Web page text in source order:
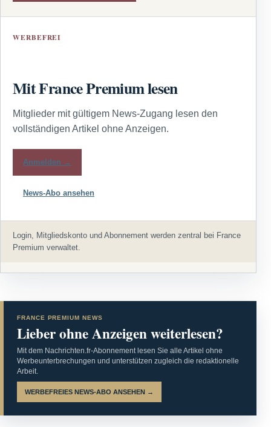
WERBEFREI
Mit France Premium lesen
Mitglieder mit gültigem News-Zugang lesen den
vollständigen Artikel ohne Anzeigen.
Anmelden →
News-Abo ansehen
Login, Mitgliedskonto und Abonnement werden zentral bei France
Premium verwaltet.
FRANCE PREMIUM NEWS
Lieber ohne Anzeigen weiterlesen?
Mit dem Nachrichten.fr-Abonnement lesen Sie alle Artikel ohne
Werbeunterbrechungen und unterstützen zugleich die redaktionelle
Arbeit.
WERBEFREIES NEWS-ABO ANSEHEN →